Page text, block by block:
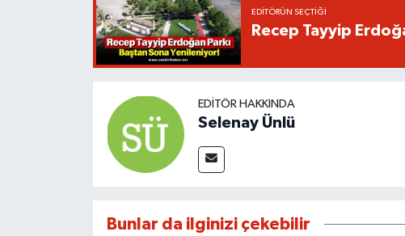
EDITÖRÜN SEÇTIĞI
Recep Tayyip
EDITÖR HAKKINDA
Selenay Ünlü
Bunlar da ilginizi çekebilir